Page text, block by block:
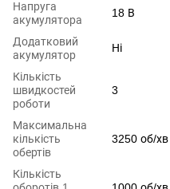
Напруга
акумулятора
18 В
Додатковий
акумулятор
Ні
Кількість
швидкостей
роботи
3
Максимальна
кількість
обертів
3250 об/хв
Кількість